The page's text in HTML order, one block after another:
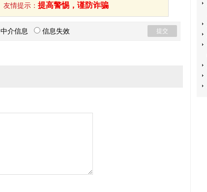
友情提示： 提高警惕，谨防诈骗
中介信息 信息失效